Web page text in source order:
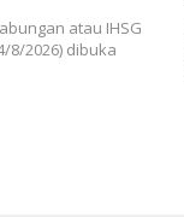
atau IHSG
8/2026) dibuka